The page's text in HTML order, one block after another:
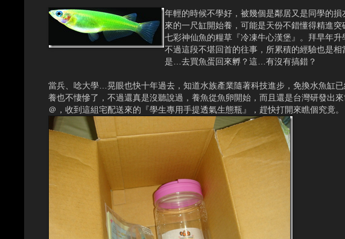
年輕的時候不學好，被幾個是鄰居又是同學的
來的一尺缸開始養，可能是天份不錯懂得精進
七彩神仙魚的糧草『冷凍牛心漢堡』。拜早年
不過這段不堪回首的往事，所累積的經驗也是
是…去買魚蛋回來孵？這…有沒有搞錯？
當兵、唸大學…晃眼也快十年過去，知道水族產業隨著科技進步，免換水魚缸
養也不悽慘了，不過還真是沒聽說過，養魚從魚卵開始，而且還是台灣研發出
＠，收到這組宅配送來的『學生專用手提透氣生態瓶』，趕快打開來瞧個究竟。